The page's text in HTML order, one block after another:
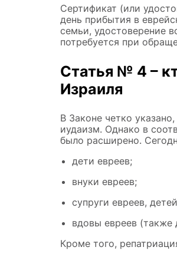
Сертификат (или
день прибытия в
семьи, удостоверение
потребуется при
Статья № 4 –
Израиля
В Законе четко
иудаизм. Однако в
было расширено.
дети евреев;
внуки евреев;
супруги евреев,
вдовы евреев (также
Кроме того,